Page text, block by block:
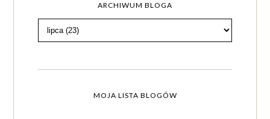
ARCHIWUM BLOGA
MOJA LISTA BLOGÓW